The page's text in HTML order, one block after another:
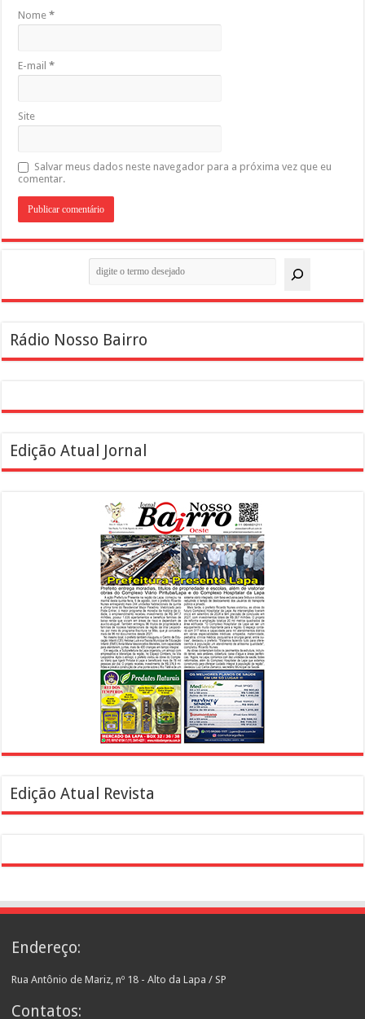
Nome*
E-mail*
Site
Salvar meus dados neste navegador para a próxima vez que eu
comentar.
Rádio Nosso Bairro
Edição Atual Jornal
Edição Atual Revista
Endereço:
Rua Antônio de Mariz, nº 18 - Alto da Lapa / SP
Contatos: